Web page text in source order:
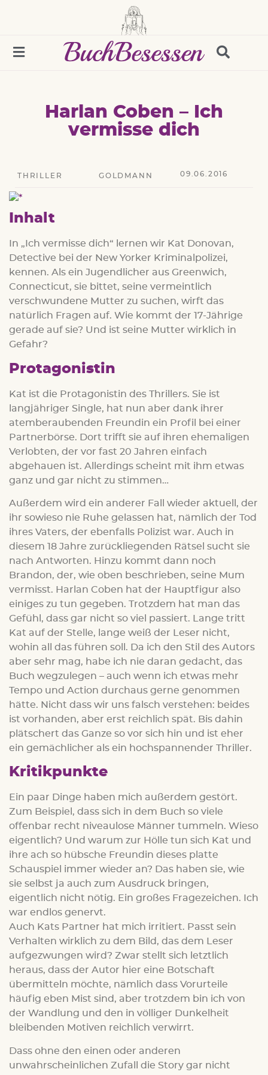
Harlan Coben – Ich
vermisse dich
THRILLER GOLDMANN 09.06.2016
Inhalt
In „Ich vermisse dich“ lernen wir Kat Donovan,
Detective bei der New Yorker Kriminalpolizei,
kennen. Als ein Jugendlicher aus Greenwich,
Connecticut, sie bittet, seine vermeintlich
verschwundene Mutter zu suchen, wirft das
natürlich Fragen auf. Wie kommt der 17-Jährige
gerade auf sie? Und ist seine Mutter wirklich in
Gefahr?
Protagonistin
Kat ist die Protagonistin des Thrillers. Sie ist
langjähriger Single, hat nun aber dank ihrer
atemberaubenden Freundin ein Profil bei einer
Partnerbörse. Dort trifft sie auf ihren ehemaligen
Verlobten, der vor fast 20 Jahren einfach
abgehauen ist. Allerdings scheint mit ihm etwas
ganz und gar nicht zu stimmen…
Außerdem wird ein anderer Fall wieder aktuell, der
ihr sowieso nie Ruhe gelassen hat, nämlich der Tod
ihres Vaters, der ebenfalls Polizist war. Auch in
diesem 18 Jahre zurückliegenden Rätsel sucht sie
nach Antworten. Hinzu kommt dann noch
Brandon, der, wie oben beschrieben, seine Mum
vermisst. Harlan Coben hat der Hauptfigur also
einiges zu tun gegeben. Trotzdem hat man das
Gefühl, dass gar nicht so viel passiert. Lange tritt
Kat auf der Stelle, lange weiß der Leser nicht,
wohin all das führen soll. Da ich den Stil des Autors
aber sehr mag, habe ich nie daran gedacht, das
Buch wegzulegen – auch wenn ich etwas mehr
Tempo und Action durchaus gerne genommen
hätte. Nicht dass wir uns falsch verstehen: beides
ist vorhanden, aber erst reichlich spät. Bis dahin
plätschert das Ganze so vor sich hin und ist eher
ein gemächlicher als ein hochspannender Thriller.
Kritikpunkte
Ein paar Dinge haben mich außerdem gestört.
Zum Beispiel, dass sich in dem Buch so viele
offenbar recht niveaulose Männer tummeln. Wieso
eigentlich? Und warum zur Hölle tun sich Kat und
ihre ach so hübsche Freundin dieses platte
Schauspiel immer wieder an? Das haben sie, wie
sie selbst ja auch zum Ausdruck bringen,
eigentlich nicht nötig. Ein großes Fragezeichen. Ich
war endlos genervt.
Auch Kats Partner hat mich irritiert. Passt sein
Verhalten wirklich zu dem Bild, das dem Leser
aufgezwungen wird? Zwar stellt sich letztlich
heraus, dass der Autor hier eine Botschaft
übermitteln möchte, nämlich dass Vorurteile
häufig eben Mist sind, aber trotzdem bin ich von
der Wandlung und den in völliger Dunkelheit
bleibenden Motiven reichlich verwirrt.
Dass ohne den einen oder anderen
unwahrscheinlichen Zufall die Story gar nicht